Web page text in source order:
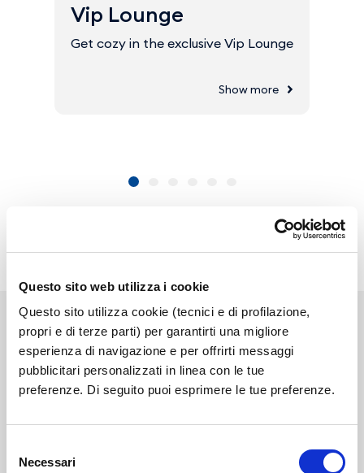
Questo sito web utilizza i cookie
Questo sito utilizza cookie (tecnici e di profilazione,
propri e di terze parti) per garantirti una migliore
esperienza di navigazione e per offrirti messaggi
pubblicitari personalizzati in linea con le tue
preferenze. Di seguito puoi esprimere le tue preferenze.
delNecessari
Vip Lounge
Get cozy in the exclusive Vip Lounge
Show more
Link correlati